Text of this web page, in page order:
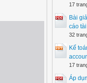
17
Bài
cáo
32
Kế
17
Áp